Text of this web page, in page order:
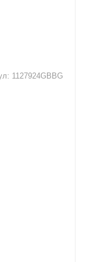
1127924GBBG